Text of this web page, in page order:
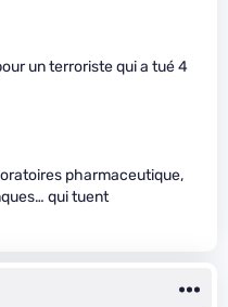
un terroriste qui a tué 4
pharmaceutique,
qui tuent